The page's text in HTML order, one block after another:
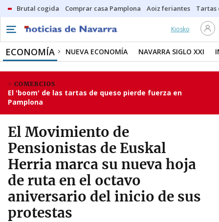
Brutal cogida Comprar casa Pamplona Aoiz feriantes Tartas
Kiosko
ECONOMÍA NUEVA ECONOMÍA NAVARRA SIGLO XXI
COMERCIOS
El 'boom' de las tartas de queso pierde fuerza en
Pamplona
El Movimiento de
Pensionistas de Euskal
Herria marca su nueva hoja
de ruta en el octavo
aniversario del inicio de sus
protestas